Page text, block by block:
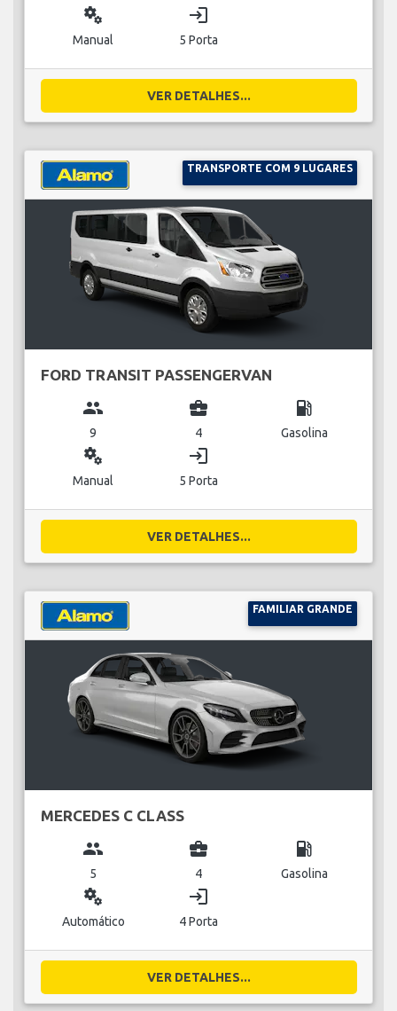
miscellaneous_services
Manual
login
5 Porta
VER DETALHES...
TRANSPORTE COM 9 LUGARES
FORD TRANSIT PASSENGERVAN
group
9
business_center
4
local_gas_station
Gasolina
miscellaneous_services
Manual
login
5 Porta
VER DETALHES...
FAMILIAR GRANDE
MERCEDES C CLASS
group
5
business_center
4
local_gas_station
Gasolina
miscellaneous_services
Automático
login
4 Porta
VER DETALHES...